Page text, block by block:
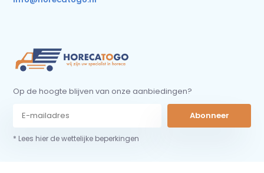
Op de hoogte blijven van onze aanbiedingen?
Abonneer
* Lees hier de wettelijke beperkingen